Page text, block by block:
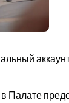
в Палате